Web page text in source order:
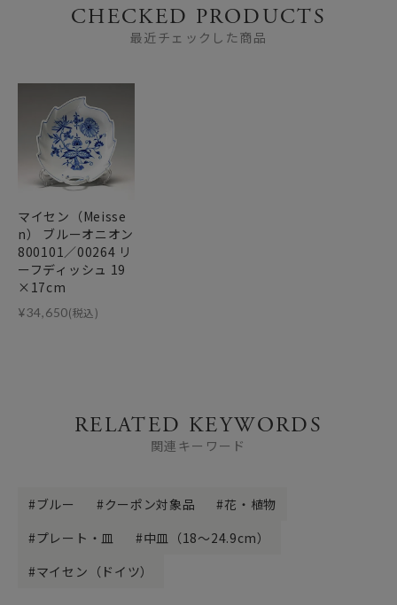
CHECKED PRODUCTS
最近チェックした商品
マイセン（Meisse
n） ブルーオニオン
800101／00264 リ
ーフディッシュ 19
×17cm
¥34,650(税込)
RELATED KEYWORDS
関連キーワード
ブルー クーポン対象品
花・植物
プレート・皿
中皿（18～24.9cm）
マイセン（ドイツ）